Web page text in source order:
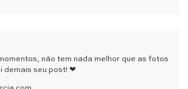
não tem nada melhor que as fotos
demais seu post! ❤